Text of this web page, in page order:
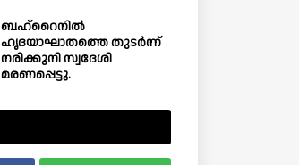
ബഹ്‌റൈനിൽ
ഹൃദയാഘാതത്തെ തുടർന്ന്
നരിക്കുനി സ്വദേശി
മരണപ്പെട്ടു.